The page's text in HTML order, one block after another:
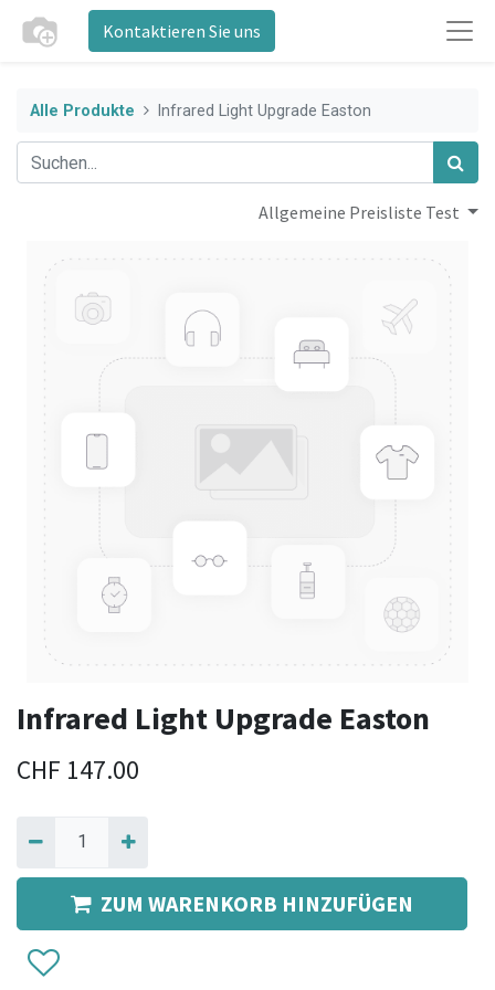
Kontaktieren Sie uns
Alle Produkte Infrared Light Upgrade Easton
Allgemeine Preisliste Test
Infrared Light Upgrade Easton
CHF 147.00
ZUM WARENKORB HINZUFÜGEN